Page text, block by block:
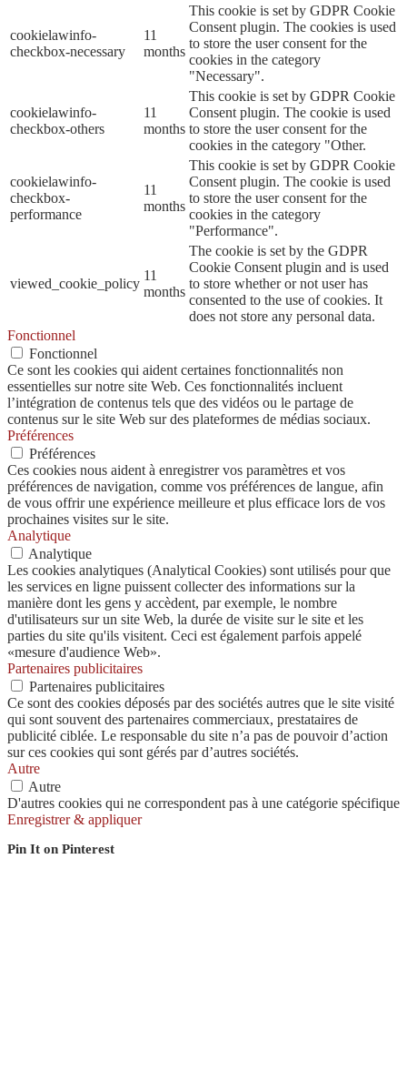
cookielawinfo-
checkbox-necessary
11
months
This cookie is set by GDPR Cookie
Consent plugin. The cookies is used
to store the user consent for the
cookies in the category
"Necessary".
cookielawinfo-
checkbox-others
11
months
This cookie is set by GDPR Cookie
Consent plugin. The cookie is used
to store the user consent for the
cookies in the category "Other.
cookielawinfo-
checkbox-
performance
11
months
This cookie is set by GDPR Cookie
Consent plugin. The cookie is used
to store the user consent for the
cookies in the category
"Performance".
viewed_cookie_policy
11
months
The cookie is set by the GDPR
Cookie Consent plugin and is used
to store whether or not user has
consented to the use of cookies. It
does not store any personal data.
Fonctionnel
Fonctionnel
Ce sont les cookies qui aident certaines fonctionnalités non
essentielles sur notre site Web. Ces fonctionnalités incluent
l’intégration de contenus tels que des vidéos ou le partage de
contenus sur le site Web sur des plateformes de médias sociaux.
Préférences
Préférences
Ces cookies nous aident à enregistrer vos paramètres et vos
préférences de navigation, comme vos préférences de langue, afin
de vous offrir une expérience meilleure et plus efficace lors de vos
prochaines visites sur le site.
Analytique
Analytique
Les cookies analytiques (Analytical Cookies) sont utilisés pour que
les services en ligne puissent collecter des informations sur la
manière dont les gens y accèdent, par exemple, le nombre
d'utilisateurs sur un site Web, la durée de visite sur le site et les
parties du site qu'ils visitent. Ceci est également parfois appelé
«mesure d'audience Web».
Partenaires publicitaires
Partenaires publicitaires
Ce sont des cookies déposés par des sociétés autres que le site visité
qui sont souvent des partenaires commerciaux, prestataires de
publicité ciblée. Le responsable du site n’a pas de pouvoir d’action
sur ces cookies qui sont gérés par d’autres sociétés.
Autre
Autre
D'autres cookies qui ne correspondent pas à une catégorie spécifique
Enregistrer & appliquer
Pin It on Pinterest